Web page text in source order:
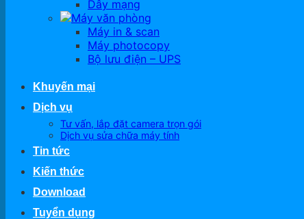
Dây mạng
Máy văn phòng
Máy in & scan
Máy photocopy
Bộ lưu điện – UPS
Khuyến mại
Dịch vụ
Tư vấn, lắp đặt camera trọn gói
Dịch vụ sửa chữa máy tính
Tin tức
Kiến thức
Download
Tuyển dụng